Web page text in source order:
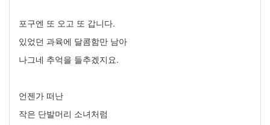
포구엔 또 오고 또 갑니다.
있었던 과육에 달콤함만 남아
나그네 추억을 들추겠지요.
언젠가 떠난
작은 단발머리 소녀처럼